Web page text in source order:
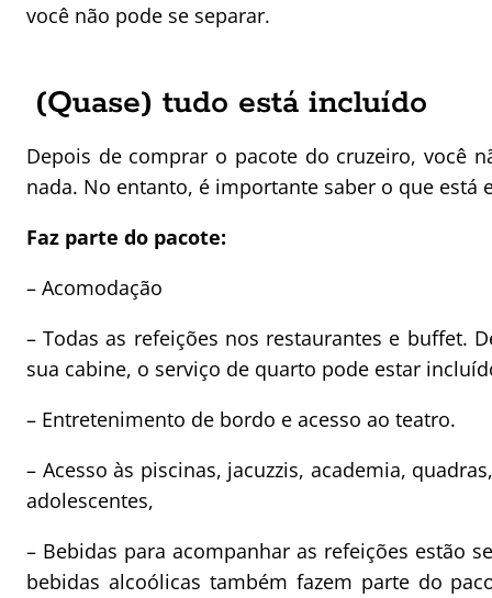
você não pode se separar.
(Quase) tudo está incluído
Depois de comprar o pacote do cruzeiro, você
nada. No entanto, é importante saber o que está
Faz parte do pacote:
– Acomodação
– Todas as refeições nos restaurantes e buffet.
sua cabine, o serviço de quarto pode estar
– Entretenimento de bordo e acesso ao teatro.
– Acesso às piscinas, jacuzzis, academia,
adolescentes,
– Bebidas para acompanhar as refeições estão
bebidas alcoólicas também fazem parte do